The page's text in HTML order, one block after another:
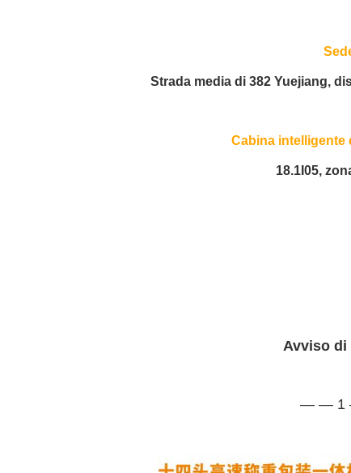
Strada media di 382 Yuejiang,
Cabina intelligente
18.1I05,
Avviso di
— — 1